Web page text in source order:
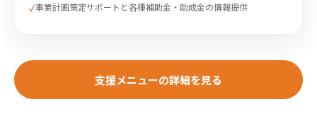
事業計画策定サポートと各種補助金・助成金の情報提供
支援メニューの詳細を見る